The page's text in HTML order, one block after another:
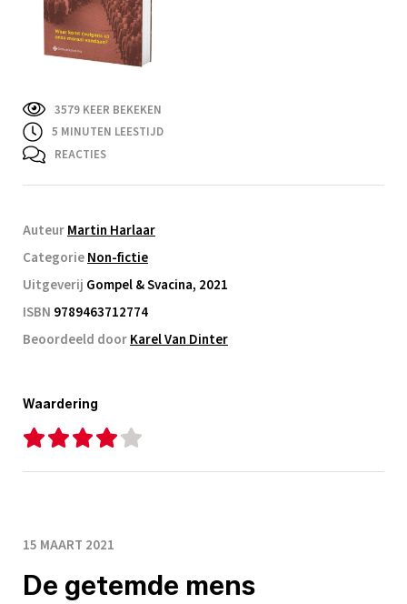
3579 KEER BEKEKEN
5 MINUTEN LEESTIJD
REACTIES
AuteurMartin Harlaar
CategorieNon-fictie
Uitgeverij Gompel & Svacina, 2021
ISBN 9789463712774
Beoordeeld doorKarel Van Dinter
Waardering
15 MAART 2021
De getemde mens